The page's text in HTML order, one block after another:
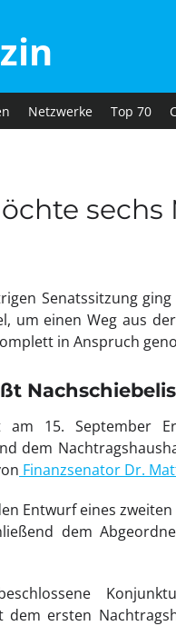
Netzwerke Top 70
sechs
Senatssitzung
um einen Weg aus
in Anspruch
am 15. September
dem
Finanzsenator Dr.
Entwurf eines
dem
dem ersten